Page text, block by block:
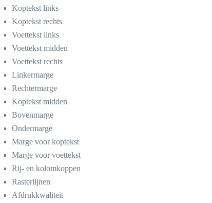
Koptekst links
Koptekst rechts
Voettekst links
Voettekst midden
Voettekst rechts
Linkermarge
Rechtermarge
Koptekst midden
Bovenmarge
Ondermarge
Marge voor koptekst
Marge voor voettekst
Rij- en kolomkoppen
Rasterlijnen
Afdrukkwaliteit